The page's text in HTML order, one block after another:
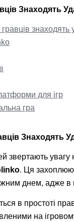
Знаходять
гравців
для ігр
гра
Знаходять
звертають увагу
. Ця
днем, адже в
в простоті
на